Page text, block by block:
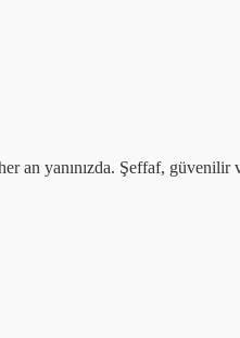
an yanınızda. Şeffaf,